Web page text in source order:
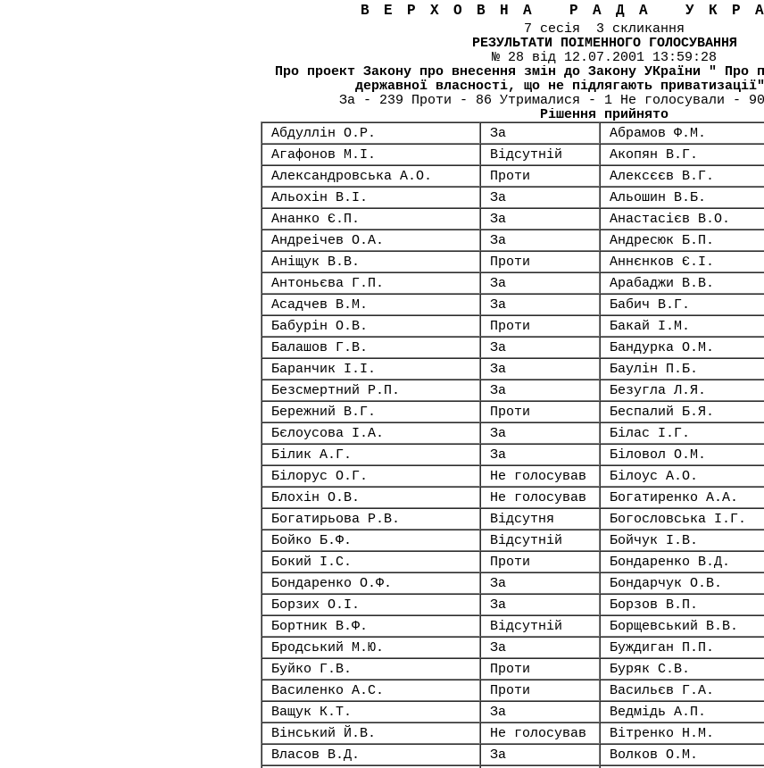
ВЕРХОВНА РАДА
7 сесія 3 скликання
РЕЗУЛЬТАТИ ПОІМЕННОГО ГОЛОСУВАННЯ
№ 28 від 12.07.2001 13:59:28
Про проект Закону про внесення змін до Закону УКраїни " Про
державної власності, що не підлягають
За - 239 Проти - 86 Утрималися - 1 Не голосували -
Рішення прийнято
Абдуллін О.Р.
За Абрамов Ф.М.
Агафонов М.І.
Відсутній Акопян В.Г.
Александровська А.О.
Проти Алексєєв В.Г.
Альохін В.І.
За Альошин В.Б.
Ананко Є.П.
За Анастасієв В.О.
Андреічев О.А.
За Андресюк Б.П.
Аніщук В.В.
Проти Аннєнков Є.І.
Антоньєва Г.П.
За Арабаджи В.В.
Асадчев В.М.
За Бабич В.Г.
Бабурін О.В.
Проти Бакай І.М.
Балашов Г.В.
За Бандурка О.М.
Баранчик І.І.
За Баулін П.Б.
Безсмертний Р.П.
За Безугла Л.Я.
Бережний В.Г.
Проти Беспалий Б.Я.
Бєлоусова І.А.
За Білас І.Г.
Білик А.Г.
За Біловол О.М.
Білорус О.Г.
Не голосував Білоус А.О.
Блохін О.В.
Не голосував Богатиренко А.А.
Богатирьова Р.В.
Відсутня Богословська І.Г.
Бойко Б.Ф.
Відсутній Бойчук І.В.
Бокий І.С.
Проти Бондаренко В.Д.
Бондаренко О.Ф.
За Бондарчук О.В.
Борзих О.І.
За Борзов В.П.
Бортник В.Ф.
Відсутній Борщевський В.В.
Бродський М.Ю.
За Буждиган П.П.
Буйко Г.В.
Проти Буряк С.В.
Василенко А.С.
Проти Васильєв Г.А.
Ващук К.Т.
За Ведмідь А.П.
Вінський Й.В.
Не голосував Вітренко Н.М.
Власов В.Д.
За Волков О.М.